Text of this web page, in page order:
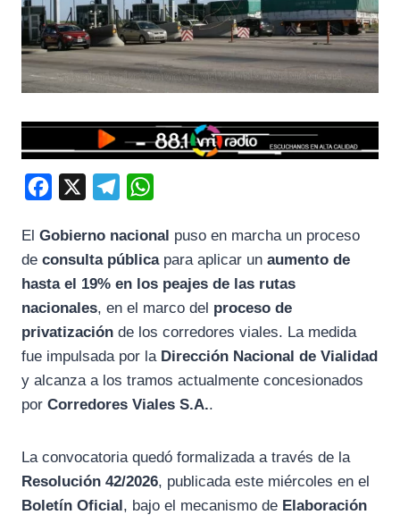
c
e
b
k
l
e
g
m
a
t
s
p
El Gobierno nacional puso en marcha un proceso
de consulta públicapara aplicar un aumento de
hasta el 19% en los peajes de las rutas
nacionales, en el marco del proceso de
privatización de los corredores viales. La medida
fue impulsada por la Dirección Nacional de Vialidad
y alcanza a los tramos actualmente concesionados
por Corredores Viales S.A..
La convocatoria quedó formalizada a través de la
Resolución 42/2026, publicada este miércoles en el
Boletín Oficial, bajo el mecanismo de Elaboración